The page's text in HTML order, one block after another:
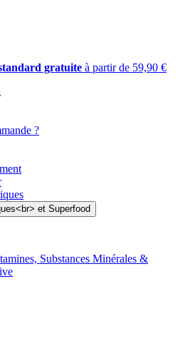
gratuite à partir de 59,90 €
?
Substances Minérales &